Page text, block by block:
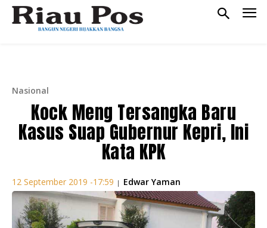
Nasional
Kock Meng Tersangka Baru
Kasus Suap Gubernur Kepri, Ini
Kata KPK
12 September 2019 -17:59 | Edwar Yaman